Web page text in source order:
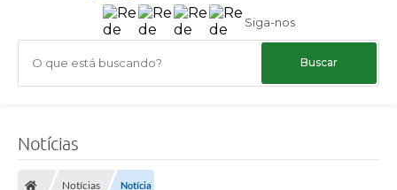
Siga-nos
O que está buscando?
Notícias
Notícias Notícia